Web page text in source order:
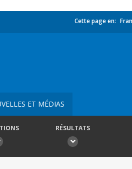
Cette page en:
ET MÉDIAS
RÉSULTATS